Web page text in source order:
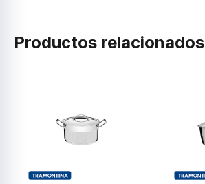
Productos relacionados